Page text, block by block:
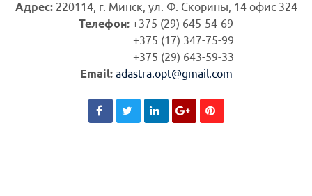
Адрес:220114, г. Минск, ул. Ф. Скорины, 14 офис 324
Телефон: +375 (29) 645-54-69
+375 (17) 347-75-99
+375 (29) 643-59-33
Email: adastra.opt@gmail.com